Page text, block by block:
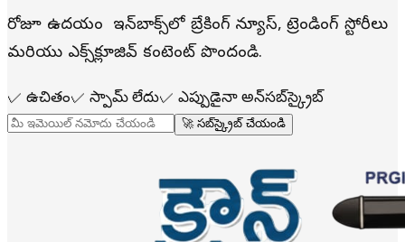
రోజూ ఉదయం మీ ఇన్‌బాక్స్‌లో బ్రేకింగ్ న్యూస్, ట్రెండింగ్ స్టోరీలు
మరియు ఎక్స్‌క్లూజివ్ కంటెంట్ పొందండి.
✓ ఉచితం✓ స్పామ్ లేదు✓ ఎప్పుడైనా అన్‌సబ్‌స్క్రైబ్
🚀 సబ్‌స్క్రైబ్ చేయండి